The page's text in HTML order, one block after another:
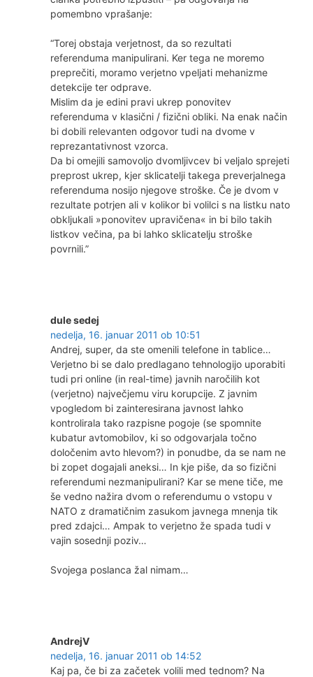
pomembno vprašanje:
“Torej obstaja verjetnost, da so rezultati
referenduma manipulirani. Ker tega ne moremo
preprečiti, moramo verjetno vpeljati mehanizme
detekcije ter odprave.
Mislim da je edini pravi ukrep ponovitev
referenduma v klasični / fizični obliki. Na enak način
bi dobili relevanten odgovor tudi na dvome v
reprezantativnost vzorca.
Da bi omejili samovoljo dvomljivcev bi veljalo sprejeti
preprost ukrep, kjer sklicatelji takega preverjalnega
referenduma nosijo njegove stroške. Če je dvom v
rezultate potrjen ali v kolikor bi volilci s na listku nato
obkljukali »ponovitev upravičena« in bi bilo takih
listkov večina, pa bi lahko sklicatelju stroške
povrnili.”
dule sedej
nedelja, 16. januar 2011 ob 10:51
Andrej, super, da ste omenili telefone in tablice…
Verjetno bi se dalo predlagano tehnologijo uporabiti
tudi pri online (in real-time) javnih naročilih kot
(verjetno) največjemu viru korupcije. Z javnim
vpogledom bi zainteresirana javnost lahko
kontrolirala tako razpisne pogoje (se spomnite
kubatur avtomobilov, ki so odgovarjala točno
določenim avto hlevom?) in ponudbe, da se nam ne
bi zopet dogajali aneksi… In kje piše, da so fizični
referendumi nezmanipulirani? Kar se mene tiče, me
še vedno nažira dvom o referendumu o vstopu v
NATO z dramatičnim zasukom javnega mnenja tik
pred zdajci… Ampak to verjetno že spada tudi v
vajin sosednji poziv…
Svojega poslanca žal nimam…
AndrejV
nedelja, 16. januar 2011 ob 14:52
Kaj pa, če bi za začetek volili med tednom? Na